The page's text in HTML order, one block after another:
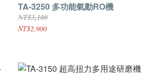
TA-3250 多功能氣動RO機
NT$3,100
NT$2,900